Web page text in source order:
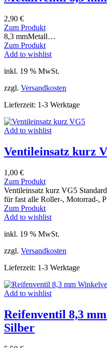
2,90 €
Zum Produkt
8,3 mmMetall…
Zum Produkt
Add to wishlist
inkl. 19 % MwSt.
zzgl. Versandkosten
Lieferzeit: 1-3 Werktage
Add to wishlist
Ventileinsatz kurz
1,00 €
Zum Produkt
Ventileinsatz kurz VG5
für fast alle Roller-, Motorrad-,
Zum Produkt
Add to wishlist
inkl. 19 % MwSt.
zzgl. Versandkosten
Lieferzeit: 1-3 Werktage
Add to wishlist
Reifenventil 8,3
Silber